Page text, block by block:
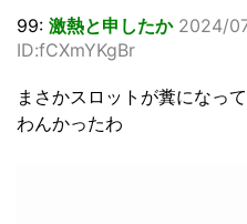
99: 激熱と申したか 2024/
ID:fCXmYKgBr
まさかスロットが糞になっ
わんかったわ